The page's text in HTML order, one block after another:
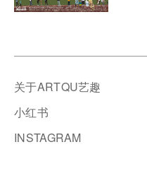
关于ARTQU艺趣
小红书
INSTAGRAM